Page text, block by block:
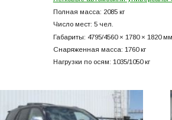
Полная масса: 2085 кг
Число мест: 5 чел.
Габариты: 4795/4560 × 1780 × 1820 мм
Снаряженная масса: 1760 кг
Нагрузки по осям: 1035/1050 кг